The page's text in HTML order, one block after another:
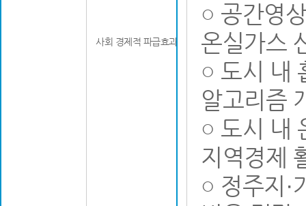
사회 경제적 파급효과
○ 공간영
온실가스
○ 도시 내
알고리즘
○ 도시 내
지역경제
○ 정주지·